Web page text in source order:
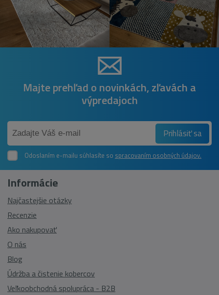
Majte prehľad o novinkách, zľavách a
výpredajoch
Prihlásiť sa
Odoslaním e-mailu súhlasíte so spracovaním osobných údajov.
Informácie
Najčastejšie otázky
Recenzie
Ako nakupovať
O nás
Blog
Údržba a čistenie kobercov
Veľkoobchodná spolupráca - B2B